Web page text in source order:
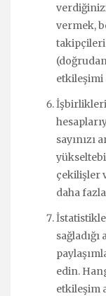
vermek,
etkileşimi
İşbirlikleri
sayınızı
çekilişler
daha
edin.
etkileşim